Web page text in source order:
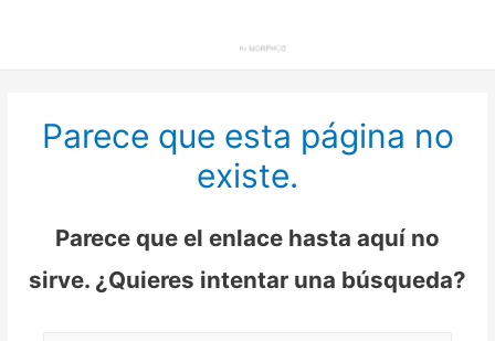
Parece que esta página no
existe.
Parece que el enlace hasta aquí no
sirve. ¿Quieres intentar una búsqueda?